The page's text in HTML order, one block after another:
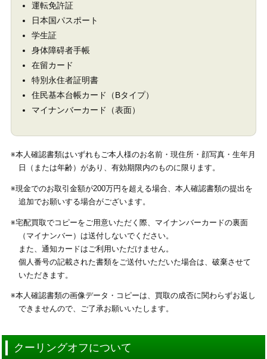
運転免許証
日本国パスポート
学生証
身体障碍者手帳
在留カード
特別永住者証明書
住民基本台帳カード（Bタイプ）
マイナンバーカード（表面）
※本人確認書類はいずれもご本人様のお名前・現住所・顔写真・生年月
日（または年齢）があり、有効期限内のものに限ります。
※現金でのお取引金額が200万円を超える場合、本人確認書類の提出を
追加でお願いする場合がございます。
※宅配買取でコピーをご用意いただく際、マイナンバーカードの裏面
（マイナンバー）は送付しないでください。
また、通知カードはご利用いただけません。
個人番号の記載された書類をご送付いただいた場合は、破棄させて
いただきます。
※本人確認書類の画像データ・コピーは、買取の成否に関わらずお返し
できませんので、ご了承お願いいたします。
クーリングオフについて